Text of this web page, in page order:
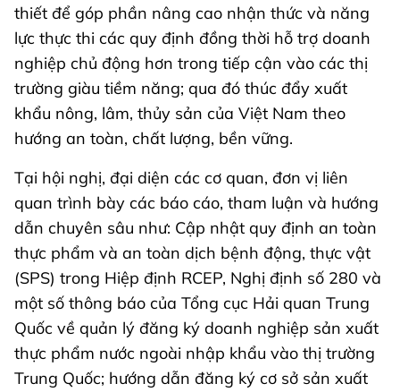
thiết để góp phần nâng cao nhận thức và năng
lực thực thi các quy định đồng thời hỗ trợ doanh
nghiệp chủ động hơn trong tiếp cận vào các thị
trường giàu tiềm năng; qua đó thúc đẩy xuất
khẩu nông, lâm, thủy sản của Việt Nam theo
hướng an toàn, chất lượng, bền vững.
Tại hội nghị, đại diện các cơ quan, đơn vị liên
quan trình bày các báo cáo, tham luận và hướng
dẫn chuyên sâu như: Cập nhật quy định an toàn
thực phẩm và an toàn dịch bệnh động, thực vật
(SPS) trong Hiệp định RCEP, Nghị định số 280 và
một số thông báo của Tổng cục Hải quan Trung
Quốc về quản lý đăng ký doanh nghiệp sản xuất
thực phẩm nước ngoài nhập khẩu vào thị trường
Trung Quốc; hướng dẫn đăng ký cơ sở sản xuất